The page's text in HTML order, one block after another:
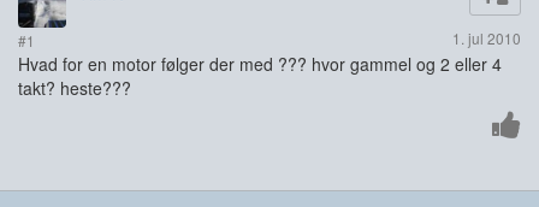
#1 1. jul 2010
Hvad for en motor følger der med ??? hvor gammel og 2 eller 4
takt? heste???